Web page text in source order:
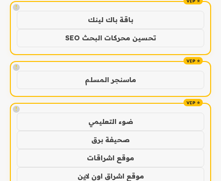
!
باقة باك لينك
تحسين محركات البحث SEO
!
ماسنجر المسلم
!
ضوء التعليمي
صحيفة برق
موقع اشراقات
موقع اشراق اون لاين